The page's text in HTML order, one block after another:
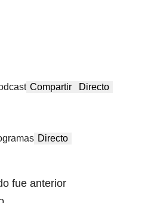
Compartir Directo
Directo
fue anterior